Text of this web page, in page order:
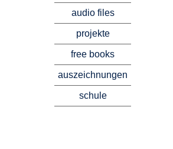
audio files
projekte
free books
auszeichnungen
schule